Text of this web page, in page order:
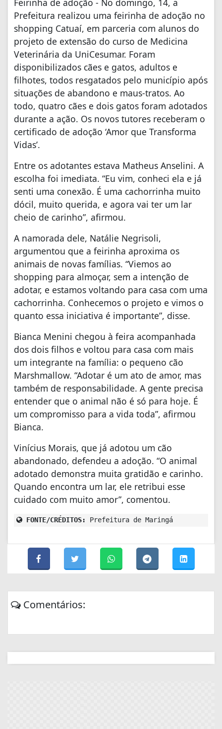
Feirinha de adoção - No domingo, 14, a
Prefeitura realizou uma feirinha de adoção no
shopping Catuaí, em parceria com alunos do
projeto de extensão do curso de Medicina
Veterinária da UniCesumar. Foram
disponibilizados cães e gatos, adultos e
filhotes, todos resgatados pelo município após
situações de abandono e maus-tratos. Ao
todo, quatro cães e dois gatos foram adotados
durante a ação. Os novos tutores receberam o
certificado de adoção ‘Amor que Transforma
Vidas’.
Entre os adotantes estava Matheus Anselini. A
escolha foi imediata. “Eu vim, conheci ela e já
senti uma conexão. É uma cachorrinha muito
dócil, muito querida, e agora vai ter um lar
cheio de carinho”, afirmou.
A namorada dele, Natálie Negrisoli,
argumentou que a feirinha aproxima os
animais de novas famílias. “Viemos ao
shopping para almoçar, sem a intenção de
adotar, e estamos voltando para casa com uma
cachorrinha. Conhecemos o projeto e vimos o
quanto essa iniciativa é importante”, disse.
Bianca Menini chegou à feira acompanhada
dos dois filhos e voltou para casa com mais
um integrante na família: o pequeno cão
Marshmallow. “Adotar é um ato de amor, mas
também de responsabilidade. A gente precisa
entender que o animal não é só para hoje. É
um compromisso para a vida toda”, afirmou
Bianca.
Vinícius Morais, que já adotou um cão
abandonado, defendeu a adoção. “O animal
adotado demonstra muita gratidão e carinho.
Quando encontra um lar, ele retribui esse
cuidado com muito amor”, comentou.
FONTE/CRÉDITOS: Prefeitura de Maringá
Comentários: